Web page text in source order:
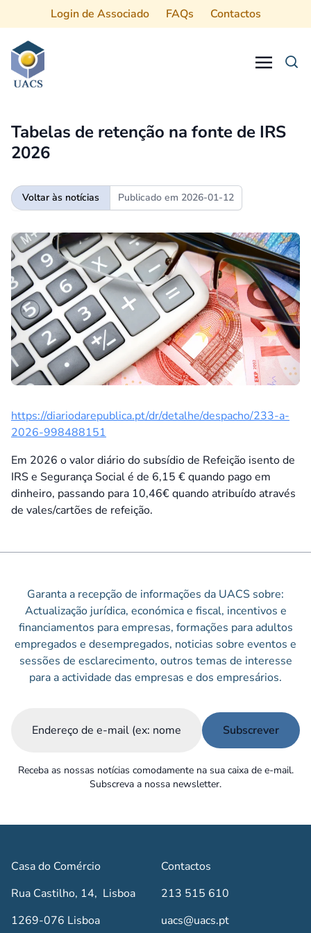
Login de Associado FAQs Contactos
Tabelas de retenção na fonte de IRS
2026
Voltar às notícias Publicado em 2026-01-12
https://diariodarepublica.pt/dr/detalhe/despacho/233-a-
2026-998488151
Em 2026 o valor diário do subsídio de Refeição isento de
IRS e Segurança Social é de 6,15 € quando pago em
dinheiro, passando para 10,46€ quando atribuído através
de vales/cartões de refeição.
Garanta a recepção de informações da UACS sobre:
Actualização jurídica, económica e fiscal, incentivos e
financiamentos para empresas, formações para adultos
empregados e desempregados, noticias sobre eventos e
sessões de esclarecimento, outros temas de interesse
para a actividade das empresas e dos empresários.
Receba as nossas notícias comodamente na sua caixa de e-mail.
Subscreva a nossa newsletter.
Casa do Comércio
Rua Castilho, 14, Lisboa
1269-076 Lisboa
Contactos
213 515 610
uacs@uacs.pt